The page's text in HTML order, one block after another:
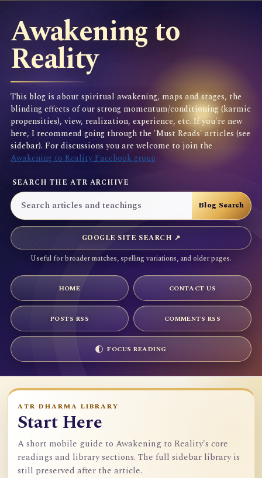
Awakening to
Reality
This blog is about spiritual awakening, maps and stages, the
blinding effects of our strong momentum/conditioning (karmic
propensities), view, realization, experience, etc. If you're new
here, I recommend going through the 'Must Reads' articles (see
sidebar). For discussions you are welcome to join the
Awakening to Reality Facebook group
SEARCH THE ATR ARCHIVE
GOOGLE SITE SEARCH ↗
Useful for broader matches, spelling variations, and older pages.
HOME CONTACT US
POSTS RSS COMMENTS RSS
FOCUS READING
ATR DHARMA LIBRARY
Start Here
A short mobile guide to Awakening to Reality's core
readings and library sections. The full sidebar library is
still preserved after the article.